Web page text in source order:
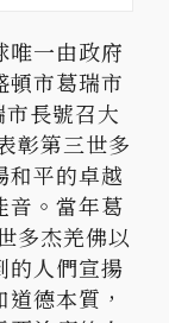
唯一由政府
頓市葛瑞市
長號召大
彰第三世多
和平的卓越
音。當年葛
多杰羌佛以
的人們宣揚
德本質，